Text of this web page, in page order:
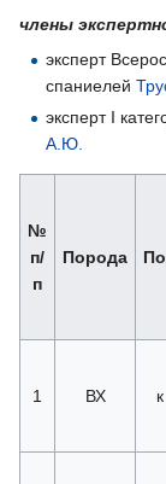
члены
эксперт
спаниелей
эксперт I
А.Ю.
№
п/
п
Порода
1 ВХ к